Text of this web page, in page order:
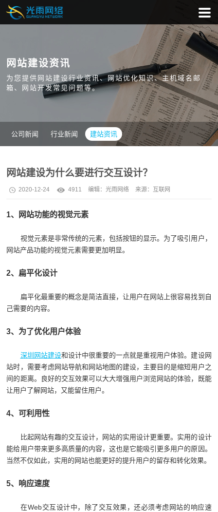
网站建设资讯
为您提供网站建设行业资讯、网站优化知识、主机域名邮
箱、网站开发常见问题等。
公司新闻 行业新闻 建站资讯
网站建设为什么要进行交互设计？
2020-12-24 4911 编辑：光雨网络 来源：互联网
1、网站功能的视觉元素
视觉元素是非常传统的元素，包括按钮的显示。为了吸引用户，
网站产品功能的视觉元素需要更加明显。
2、扁平化设计
扁平化最重要的概念是简洁直接，让用户在网站上很容易找到自
己需要的内容。
3、为了优化用户体验
深圳网站建设和设计中很重要的一点就是重视用户体验。建设网
站时，需要考虑网站导航和网站地图的建设，主要目的是缩短用户之
间的距离。良好的交互效果可以大大增强用户浏览网站的体验，既能
让用户了解网站，又能留住用户。
4、可利用性
比起网站有趣的交互设计，网站的实用设计更重要。实用的设计
能给用户带来更多高质量的内容，这也是它能吸引更多用户的原因。
当然不仅如此，实用的网站也能更好的提升用户的留存和转化效果。
5、响应速度
在Web交互设计中，除了交互效果，还必须考虑网站的响应速